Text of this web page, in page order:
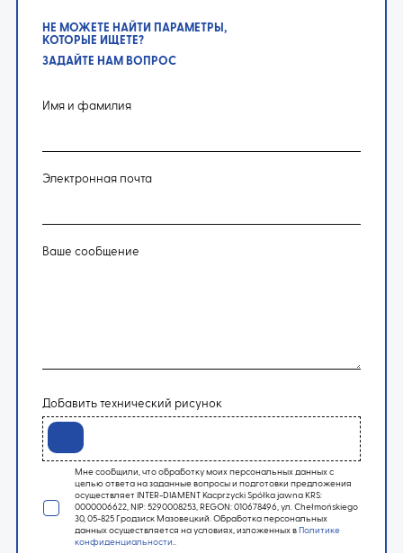
НЕ МОЖЕТЕ НАЙТИ ПАРАМЕТРЫ,
КОТОРЫЕ ИЩЕТЕ?
ЗАДАЙТЕ НАМ ВОПРОС
Имя и фамилия
Электронная почта
Ваше сообщение
Добавить технический рисунок
Мне сообщили, что обработку моих персональных данных с
целью ответа на заданные вопросы и подготовки предложения
осуществляет INTER-DIAMENT Kacprzycki Spółka jawna KRS:
0000006622, NIP: 5290008253, REGON: 010678496, ул. Chełmońskiego
30, 05-825 Гродзиск Мазовецкий. Обработка персональных
данных осуществляется на условиях, изложенных в Политике
конфиденциальности